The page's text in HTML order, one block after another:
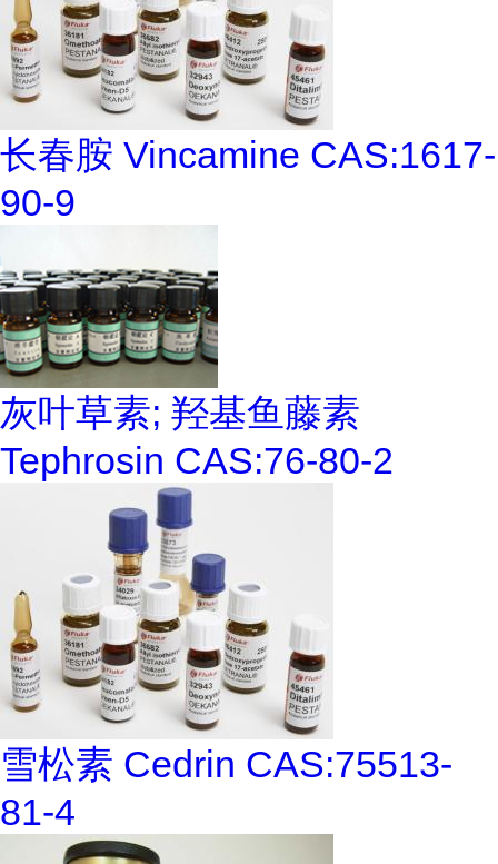
长春胺 Vincamine CAS:1617-
90-9
灰叶草素; 羟基鱼藤素
Tephrosin CAS:76-80-2
雪松素 Cedrin CAS:75513-
81-4